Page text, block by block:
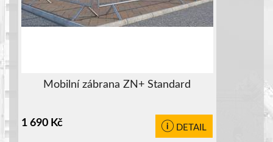
Mobilní zábrana ZN+ Standard
1 690 Kč DETAIL